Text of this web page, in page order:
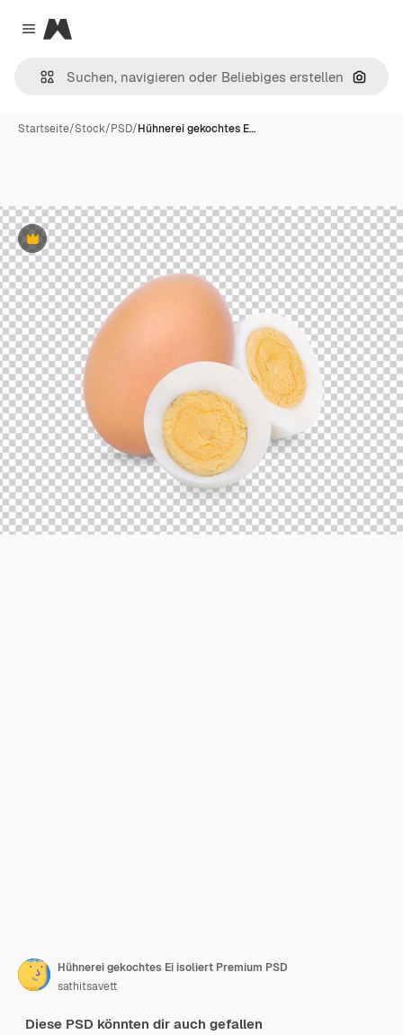
Close menu
Magnific
Nach
Startseite/Stock/PSD/Hühnerei gekochtes E…
Premium
Hühnerei gekochtes Ei isoliert Premium PSD
sathitsavett
Diese PSD könnten dir auch gefallen